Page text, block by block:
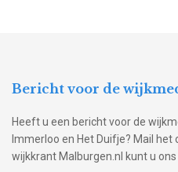
Bericht voor de
Heeft u een bericht voor de
Immerloo en Het Duifje? Mail het
wijkkrant Malburgen.nl kunt u ons